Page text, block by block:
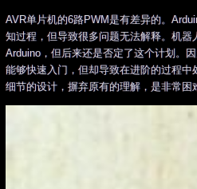
AVR单片机的6路PWM是有差异的。
知过程，但导致很多问题无法解释。机
Arduino，但后来还是否定了这个计划。
能够快速入门，但却导致在进阶的过程
细节的设计，摒弃原有的理解，是非常困